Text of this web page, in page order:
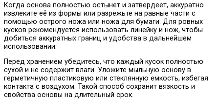
Когда основа полностью остынет и затвердеет, аккуратно
извлеките её из формы или разрежьте на равные части с
помощью острого ножа или ножа для бумаги. Для ровных
кусков рекомендуется использовать линейку и нож, чтобы
добиться аккуратных границ и удобства в дальнейшем
использовании.
Перед хранением убедитесь, что каждый кусок полностью
сухой и не содержит влаги. Уложите мыльную основу в
герметичную пластиковую или стеклянную емкость, избегая
контакта с воздухом. Такой способ сохранит вязкость и
свойства основы на длительный срок.